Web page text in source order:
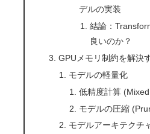
デルの実装
結論：
良いのか？
GPUメモリ制約を解決
モデルの軽量化
低精度計算
モデルの圧縮
モデルアーキテクチ